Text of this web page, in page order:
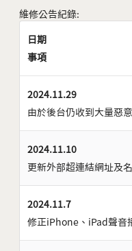
維修公告紀錄:
日期
事項
2024.11.29
由於後台仍收到大量惡
2024.11.10
更新外部超連結網址及
2024.11.7
修正iPhone、iPad聲音